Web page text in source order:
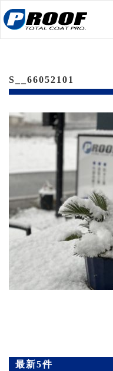
S__66052101
最新5件